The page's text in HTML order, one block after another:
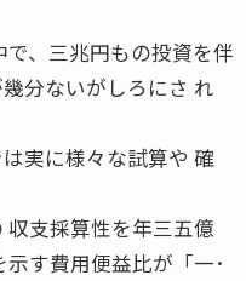
、三兆円もの投資を伴
分ないがしろにさ れ
実に様々な試算や 確
支採算性を年三五億
す費用便益比が「一･